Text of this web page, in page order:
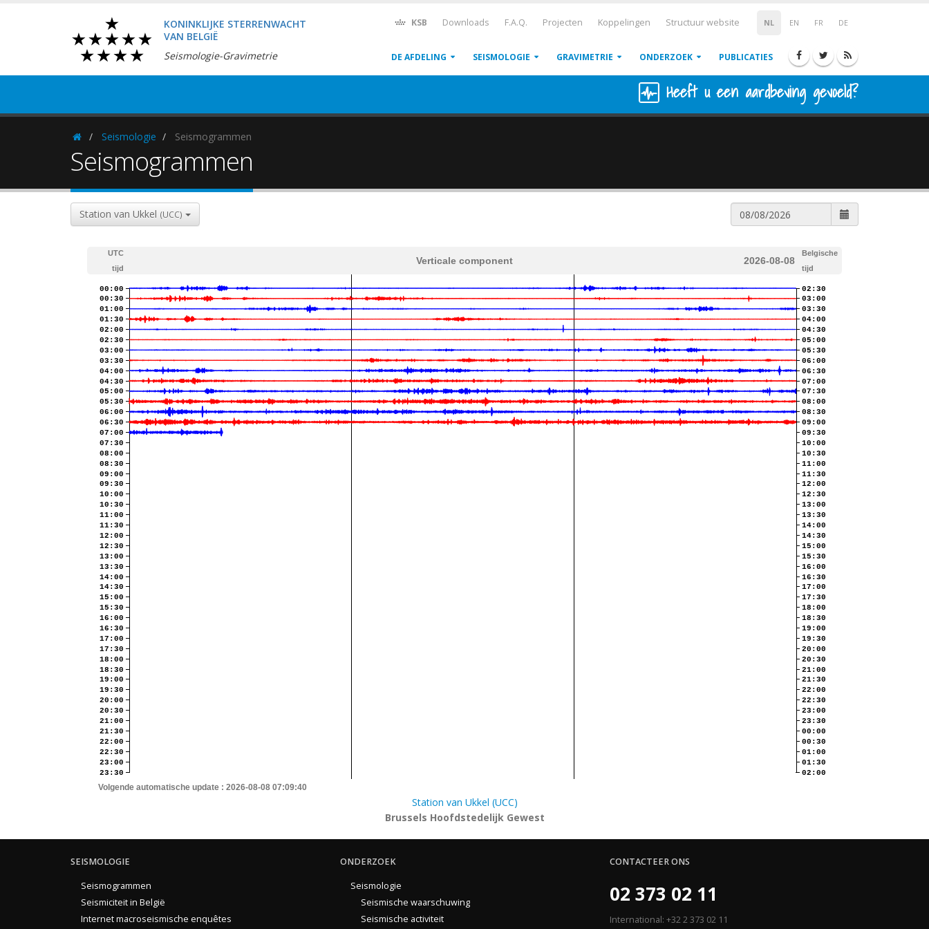
KONINKLIJKE STERRENWACHT
VAN BELGIË
Seismologie-Gravimetrie
NL EN FR DE
KSB Downloads F.A.Q. Projecten Koppelingen Structuur website
DE AFDELING SEISMOLOGIE GRAVIMETRIE ONDERZOEK PUBLICATIES
Heeft u een aardbeving gevoeld?
HomepageSeismologie Seismogrammen
Seismogrammen
Station van Ukkel (UCC)
UTC
tijd
Verticale component 2026-08-08
Belgische
tijd
00:00
00:30
01:00
01:30
02:00
02:30
03:00
03:30
04:00
04:30
05:00
05:30
06:00
06:30
07:00
07:30
08:00
08:30
09:00
09:30
10:00
10:30
11:00
11:30
12:00
12:30
13:00
13:30
14:00
14:30
15:00
15:30
16:00
16:30
17:00
17:30
18:00
18:30
19:00
19:30
20:00
20:30
21:00
21:30
22:00
22:30
23:00
23:30
02:30
03:00
03:30
04:00
04:30
05:00
05:30
06:00
06:30
07:00
07:30
08:00
08:30
09:00
09:30
10:00
10:30
11:00
11:30
12:00
12:30
13:00
13:30
14:00
14:30
15:00
15:30
16:00
16:30
17:00
17:30
18:00
18:30
19:00
19:30
20:00
20:30
21:00
21:30
22:00
22:30
23:00
23:30
00:00
00:30
01:00
01:30
02:00
Volgende automatische update : 2026-08-08 07:09:40
Station van Ukkel (UCC)
Brussels Hoofdstedelijk Gewest
SEISMOLOGIE
Seismogrammen
Seismiciteit in België
Internet macroseismische enquêtes
ONDERZOEK
Seismologie
Seismische waarschuwing
Seismische activiteit
CONTACTEER ONS
02 373 02 11
International: +32 2 373 02 11